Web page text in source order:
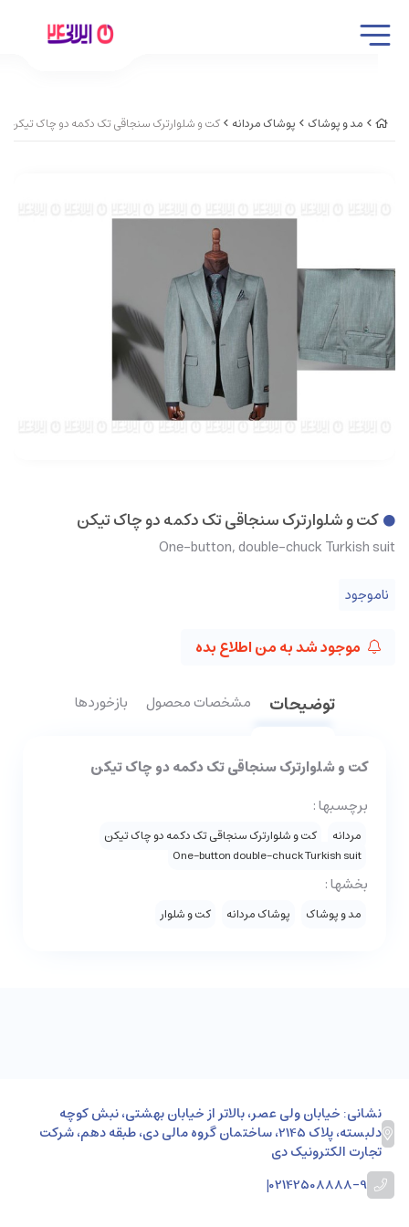
مد و پوشاک پوشاک مردانه کت و شلوارترک سنجاقی تک دکمه دو چاک تیکن
کت و شلوارترک سنجاقی تک دکمه دو چاک تیکن
One-button, double-chuck Turkish suit
ناموجود
موجود شد به من اطلاع بده
توضیحات مشخصات محصول بازخوردها
کت و شلوارترک سنجاقی تک دکمه دو چاک تیکن
برچسبها :
مردانه
کت و شلوارترک سنجاقی تک دکمه دو چاک تیکن
One-button double-chuck Turkish suit
بخشها :
مد و پوشاک پوشاک مردانه کت و شلوار
نشانی: خیابان ولی عصر، بالاتر از خیابان بهشتی، نبش کوچه
دلبسته، پلاک 2145، ساختمان گروه مالی دی، طبقه دهم، شرکت
تجارت الکترونیک دی
02142508888-9
|